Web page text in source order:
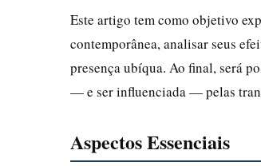
Este artigo tem como objetivo
contemporânea, analisar seus
presença ubíqua. Ao final, será
— e ser influenciada — pelas
Aspectos Essenciais